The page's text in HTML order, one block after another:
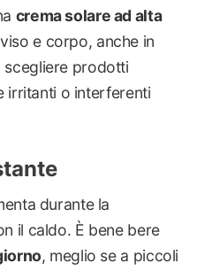
crema solare ad alta
e corpo, anche in
scegliere prodotti
irritanti o interferenti
durante la
il caldo. È bene bere
, meglio se a piccoli